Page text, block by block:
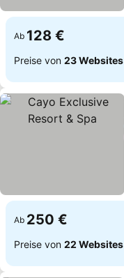
Ab 128 €
Preise von 23 Websites
Ab 250 €
Preise von 22 Websites